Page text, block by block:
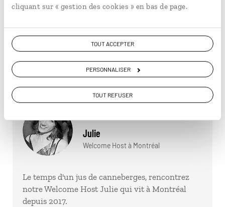
cliquant sur « gestion des cookies » en bas de page.
TOUT ACCEPTER
PERSONNALISER
TOUT REFUSER
Julie
Welcome Host à Montréal
Le temps d'un jus de canneberges, rencontrez
notre Welcome Host Julie qui vit à Montréal
depuis 2017.